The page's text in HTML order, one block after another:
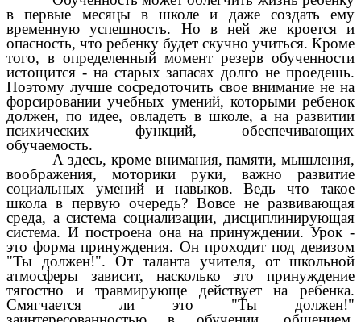
в первые месяцы в школе и даже создать ему
временную успешность. Но в ней же кроется и
опасность, что ребенку будет скучно учиться. Кроме
того, в определенный момент резерв обученности
истощится - на старых запасах долго не проедешь.
Поэтому лучше сосредоточить свое внимание не на
форсировании учебных умений, которыми ребенок
должен, по идее, овладеть в школе, а на развитии
психических функций, обеспечивающих
обучаемость.
А здесь, кроме внимания, памяти, мышления,
воображения, моторики руки, важно развитие
социальных умений и навыков. Ведь что такое
школа в первую очередь? Вовсе не развивающая
среда, а система социализации, дисциплинирующая
система. И построена она на принуждении. Урок -
это форма принуждения. Он проходит под девизом
"Ты должен!". От таланта учителя, от школьной
атмосферы зависит, насколько это принуждение
тягостно и травмирующе действует на ребенка.
Смягчается ли это "Ты должен!"